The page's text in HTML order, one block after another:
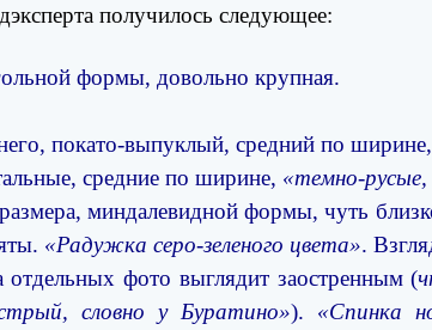
получилось следующее:
формы, довольно крупная.
покато-выпуклый, средний по
средние по ширине, «темно-русые,
размера, миндалевидной формы, чуть
«Радужка серо-зеленого цвета».
фото выглядит заостренным (
словно у Буратино»). «Спинка